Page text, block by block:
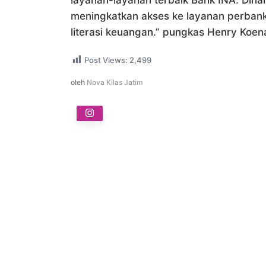
meningkatkan akses ke layanan
literasi keuangan.” pungkas Henry
Post Views: 2,499
oleh Nova Kilas Jatim